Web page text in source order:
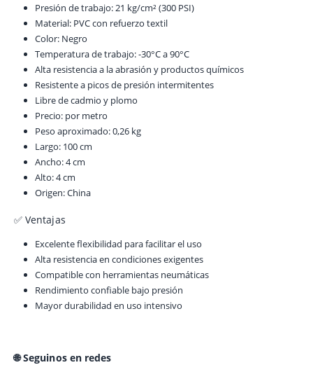
Presión de trabajo: 21 kg/cm² (300 PSI)
Material: PVC con refuerzo textil
Color: Negro
Temperatura de trabajo: -30°C a 90°C
Alta resistencia a la abrasión y productos químicos
Resistente a picos de presión intermitentes
Libre de cadmio y plomo
Precio: por metro
Peso aproximado: 0,26 kg
Largo: 100 cm
Ancho: 4 cm
Alto: 4 cm
Origen: China
✅ Ventajas
Excelente flexibilidad para facilitar el uso
Alta resistencia en condiciones exigentes
Compatible con herramientas neumáticas
Rendimiento confiable bajo presión
Mayor durabilidad en uso intensivo
🌐 Seguinos en redes